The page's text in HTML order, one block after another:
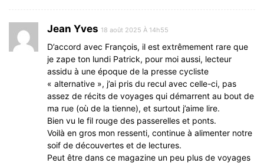
Jean Yves 18 août 2025 À 14h55
D’accord avec François, il est extrêmement rare que
je zape ton lundi Patrick, pour moi aussi, lecteur
assidu à une époque de la presse cycliste
« alternative », j’ai pris du recul avec celle-ci, pas
assez de récits de voyages qui démarrent au bout de
ma rue (où de la tienne), et surtout j’aime lire.
Bien vu le fil rouge des passerelles et ponts.
Voilà en gros mon ressenti, continue à alimenter notre
soif de découvertes et de lectures.
Peut être dans ce magazine un peu plus de voyages